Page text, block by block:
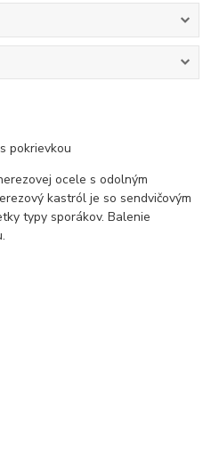
pokrievkou
ocele s odolným
kastról je so sendvičovým
typy sporákov. Balenie